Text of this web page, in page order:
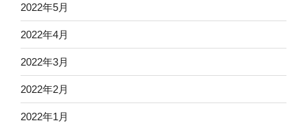
2022年5月
2022年4月
2022年3月
2022年2月
2022年1月